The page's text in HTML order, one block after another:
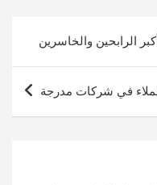
في شركات مدرجة